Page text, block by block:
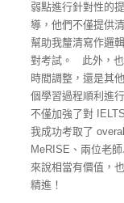
弱點進行針對性的
導，他們不僅提供
幫助我釐清寫作邏
對考試。
此外，
時間調整，還是其
個學習過程順利進
不僅加強了對
我成功考取了
MeRISE、兩位老
來說相當有價值，
精進！